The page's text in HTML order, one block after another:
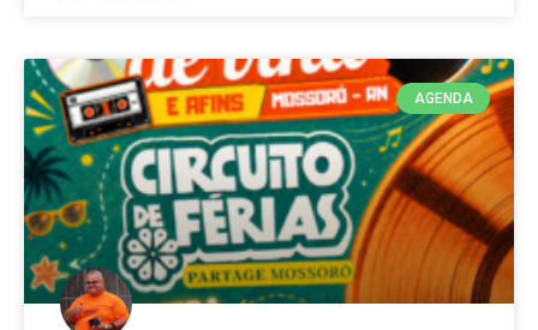
AGENDA